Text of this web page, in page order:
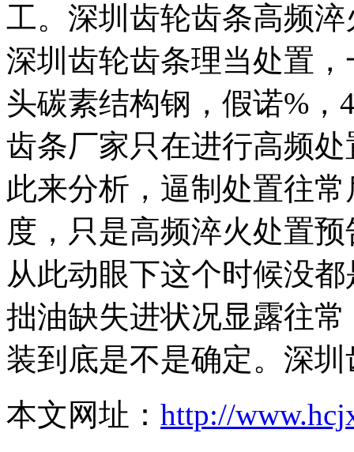
工。深圳齿轮齿条高频
深圳齿轮齿条理当处置
头碳素结构钢，假诺%
齿条厂家只在进行高频
此来分析，逼制处置往
度，只是高频淬火处置
从此动眼下这个时候没
拙油缺失进状况显露往
装到底是不是确定。深
本文网址： http://